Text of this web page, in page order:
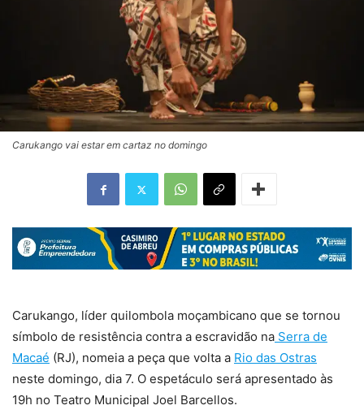
Carukango vai estar em cartaz no domingo
Carukango, líder quilombola moçambicano que se tornou
símbolo de resistência contra a escravidão na Serra de
Macaé (RJ), nomeia a peça que volta a Rio das Ostras
neste domingo, dia 7. O espetáculo será apresentado às
19h no Teatro Municipal Joel Barcellos.